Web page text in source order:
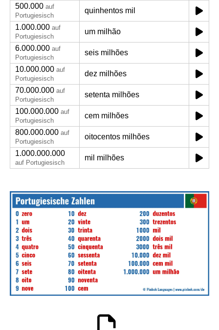
500.000 auf
Portugiesisch
quinhentos mil
1.000.000 auf
Portugiesisch
um milhão
6.000.000 auf
Portugiesisch
seis milhões
10.000.000 auf
Portugiesisch
dez milhões
70.000.000 auf
Portugiesisch
setenta milhões
100.000.000 auf
Portugiesisch
cem milhões
800.000.000 auf
Portugiesisch
oitocentos milhões
1.000.000.000
auf Portugiesisch
mil milhões